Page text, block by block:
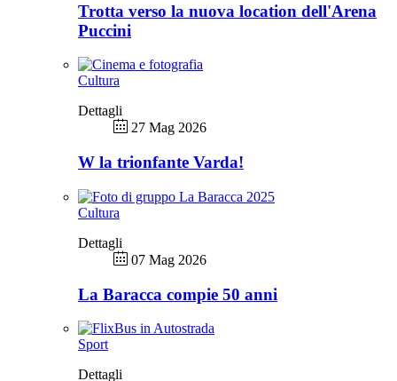
Trotta verso la nuova location dell'Arena
Puccini
Cultura
Dettagli
27 Mag 2026
W la trionfante Varda!
Cultura
Dettagli
07 Mag 2026
La Baracca compie 50 anni
Sport
Dettagli